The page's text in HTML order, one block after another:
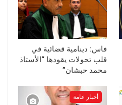
فاس: دينامية قضائية في
قلب تحولات يقودها “الأستاذ
محمد حبشان”
أخبار عامة